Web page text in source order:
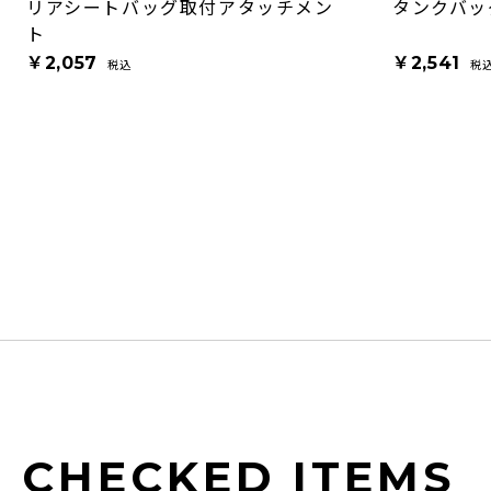
リアシートバッグ取付アタッチメン
ト
￥2,057 税込
タンクバ
￥2,541 税
CHECKED ITEMS